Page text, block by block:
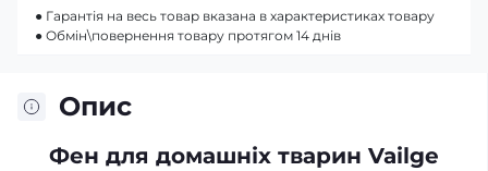
Опис
Фен для домашніх тварин Vailge
● Гарантія на весь товар вказана в характеристиках товару
● Обмін\повернення товару протягом 14 днів